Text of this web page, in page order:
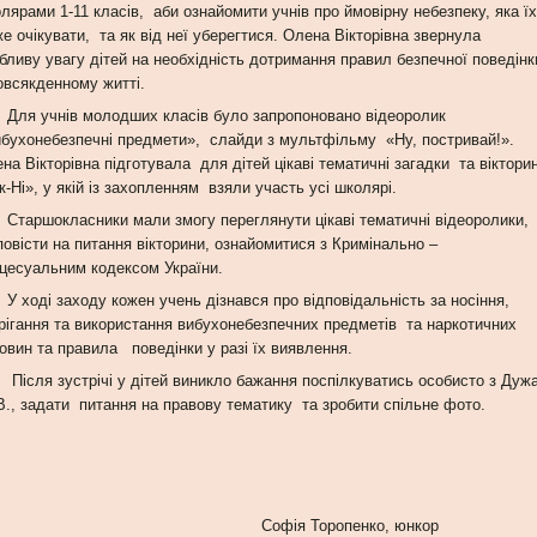
1-11 класів, аби ознайомити учнів про ймовірну небезпеку, яка їх
очікувати, та як від неї уберегтися. Олена Вікторівна звернула
увагу дітей на необхідність дотримання правил безпечної
житті.
учнів молодших класів було запропоновано відеоролик
предмети», слайди з мультфільму «Ну, постривай!».
Вікторівна підготувала для дітей цікаві тематичні загадки та
Ні», у якій із захопленням взяли участь усі школярі.
мали змогу переглянути цікаві тематичні відеоролики,
на питання вікторини, ознайомитися з Кримінально –
кодексом України.
заходу кожен учень дізнався про відповідальність за носіння,
та використання вибухонебезпечних предметів та наркотичних
та правила поведінки у разі їх виявлення.
зустрічі у дітей виникло бажання поспілкуватись особисто з
задати питання на правову тематику та зробити спільне фото.
Торопенко, юнкор